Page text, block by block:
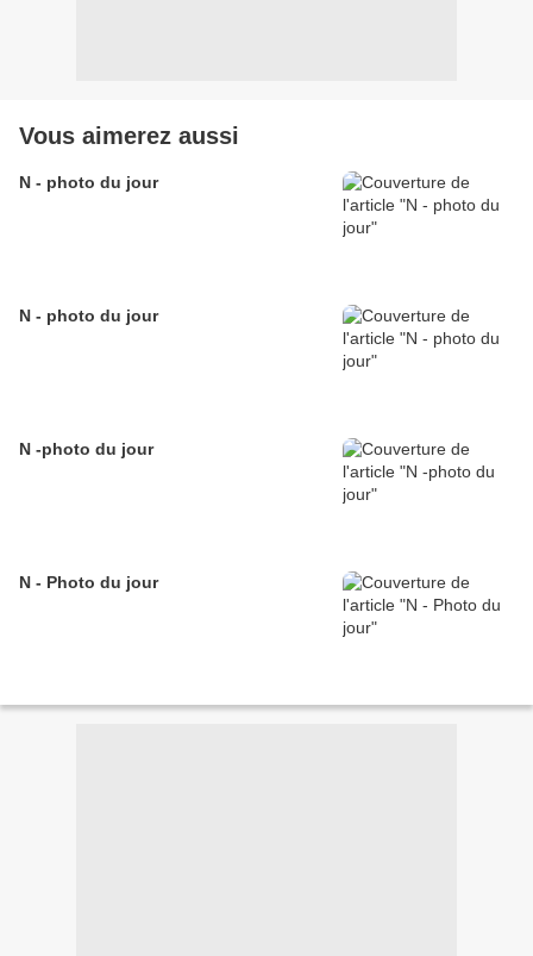
Vous aimerez aussi
N - photo du jour
N - photo du jour
N -photo du jour
N - Photo du jour